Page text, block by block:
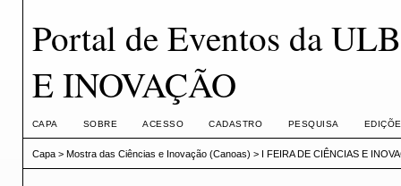
Portal de Eventos da
E INOVAÇÃO
CAPA SOBRE ACESSO CADASTRO PESQUISA
Capa> Mostra das Ciências e Inovação (Canoas) > I FEIRA DE CIÊNCIAS E